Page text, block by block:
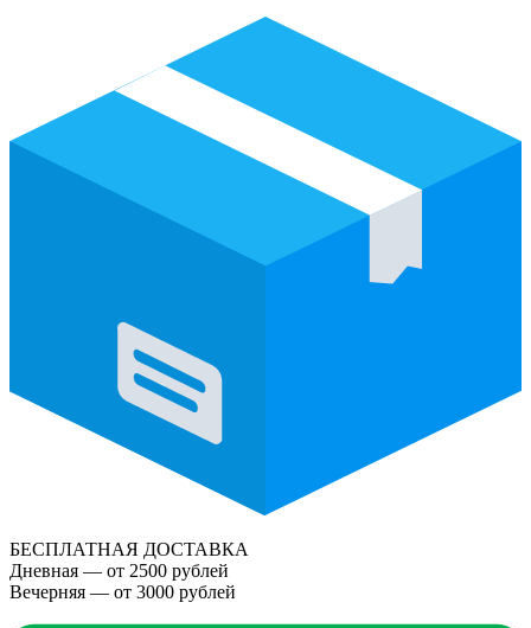
БЕСПЛАТНАЯ ДОСТАВКА
Дневная — от 2500 рублей
Вечерняя — от 3000 рублей